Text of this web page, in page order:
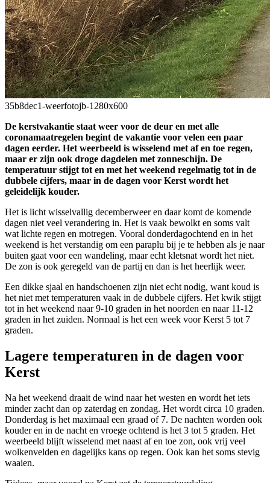
35b8dec1-weerfotojb-1280x600
De kerstvakantie staat weer voor de deur en met alle
coronamaatregelen begint de vakantie voor velen een paar
dagen eerder. Het weerbeeld is wisselend met af en toe regen,
maar er zijn ook droge dagdelen met zonneschijn. De
temperatuur stijgt tot en met het weekend regelmatig tot in de
dubbele cijfers, maar in de dagen voor Kerst wordt het
geleidelijk kouder.
Het is licht wisselvallig decemberweer en daar komt de komende
dagen niet veel verandering in. Het is vaak bewolkt en soms valt
wat lichte regen en motregen. Vooral donderdagochtend en in het
weekend is het verstandig om een paraplu bij je te hebben als je naar
buiten gaat voor een wandeling, maar echt kletsnat wordt het niet.
De zon is ook geregeld van de partij en dan is het heerlijk weer.
Een dikke sjaal en handschoenen zijn niet echt nodig, want koud is
het niet met temperaturen vaak in de dubbele cijfers. Het kwik stijgt
tot in het weekend naar 9-10 graden in het noorden en naar 11-12
graden in het zuiden. Normaal is het een week voor Kerst 5 tot 7
graden.
Lagere temperaturen in de dagen voor
Kerst
Na het weekend draait de wind naar het westen en wordt het iets
minder zacht dan op zaterdag en zondag. Het wordt circa 10 graden.
Donderdag is het maximaal een graad of 7. De nachten worden ook
kouder en in de nacht en vroege ochtend is het 3 tot 5 graden. Het
weerbeeld blijft wisselend met naast af en toe zon, ook vrij veel
wolkenvelden en dagelijks kans op regen. Ook kan het soms stevig
waaien.